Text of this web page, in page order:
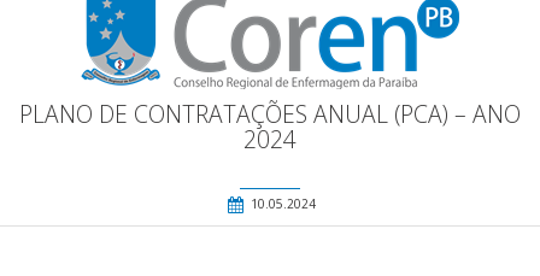
PLANO DE CONTRATAÇÕES ANUAL (PCA) – ANO
2024
10.05.2024